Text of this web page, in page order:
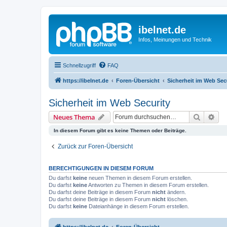
ibelnet.de
Infos, Meinungen und Technik
Schnellzugriff FAQ
https://ibelnet.de Foren-Übersicht Sicherheit im Web
Sicherheit im Web Security
Neues Thema Suche
In diesem Forum gibt es keine Themen oder Beiträge.
Zurück zur Foren-Übersicht
BERECHTIGUNGEN IN DIESEM FORUM
Du darfst keine neuen Themen in diesem Forum erstellen.
Du darfst keineAntworten zu Themen in diesem Forum erstellen.
Du darfst deine Beiträge in diesem Forum nicht ändern.
Du darfst deine Beiträge in diesem Forum nicht löschen.
Du darfst keine Dateianhänge in diesem Forum erstellen.